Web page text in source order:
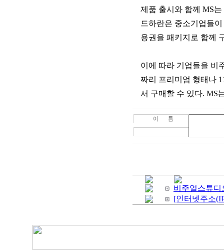
제품 출시와 함께 MS
드하란은 중소기업들
용권을 패키지로 함께
이에 따라 기업들을 비
짜리 프리미엄 형태나
서 구매할 수 있다. MS
비주얼스튜디
[인터넷주소